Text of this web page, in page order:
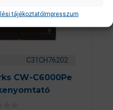
tájékoztatóImpresszum
C31CH76202
CW-C6000Pe